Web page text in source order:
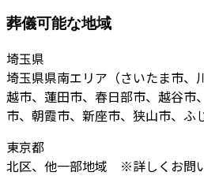
葬儀可能な地域
埼玉県
埼玉県県南エリア（さいたま市、
越市、蓮田市、春日部市、越谷市
市、朝霞市、新座市、狭山市、ふ
東京都
北区、他一部地域 ※詳しくお問